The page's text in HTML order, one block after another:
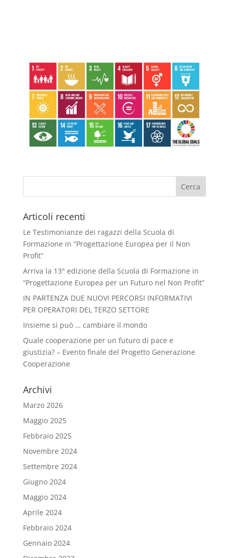
Articoli recenti
Le Testimonianze dei ragazzi della Scuola di
Formazione in “Progettazione Europea per il Non
Profit”
Arriva la 13° edizione della Scuola di Formazione in
“Progettazione Europea per un Futuro nel Non Profit”
IN PARTENZA DUE NUOVI PERCORSI INFORMATIVI
PER OPERATORI DEL TERZO SETTORE
Insieme si può … cambiare il mondo
Quale cooperazione per un futuro di pace e
giustizia? – Evento finale del Progetto Generazione
Cooperazione
Archivi
Marzo 2026
Maggio 2025
Febbraio 2025
Novembre 2024
Settembre 2024
Giugno 2024
Maggio 2024
Aprile 2024
Febbraio 2024
Gennaio 2024